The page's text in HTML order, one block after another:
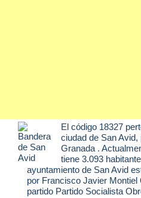
El código 18327
ciudad de San Avid,
Granada .
tiene 3.093
ayuntamiento de San Avid
por Francisco Javier Montiel
partido Partido Socialista